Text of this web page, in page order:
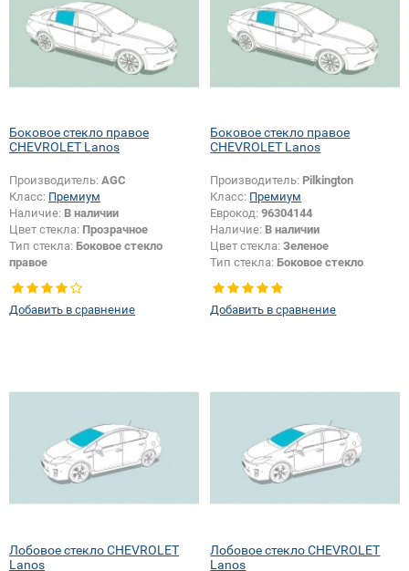
Боковое стекло правое
CHEVROLET Lanos
Производитель: AGC
Класс: Премиум
Наличие: В наличии
Цвет стекла: Прозрачное
Тип стекла: Боковое стекло
правое
Добавить в сравнение
Боковое стекло правое
CHEVROLET Lanos
Производитель: Pilkington
Класс: Премиум
Еврокод:96304144
Наличие: В наличии
Цвет стекла:Зеленое
Тип стекла: Боковое стекло
правое
Добавить в сравнение
Лобовое стекло CHEVROLET
Lanos
Лобовое стекло CHEVROLET
Lanos